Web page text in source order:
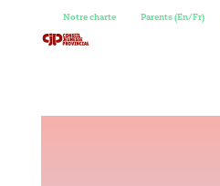
Notre charte Parents (En/Fr)